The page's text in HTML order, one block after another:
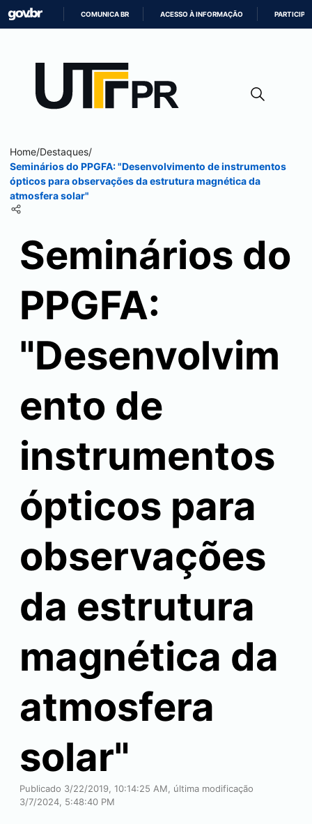
CONTEÚDO
COMUNICA BR ACESSO À INFORMAÇÃO PARTICIPE
Home/Destaques/
Seminários do PPGFA: "Desenvolvimento de instrumentos
ópticos para observações da estrutura magnética da
atmosfera solar"
Seminários do
PPGFA:
"Desenvolvim
ento de
instrumentos
ópticos para
observações
da estrutura
magnética da
atmosfera
solar"
Publicado 3/22/2019, 10:14:25 AM, última modificação
3/7/2024, 5:48:40 PM